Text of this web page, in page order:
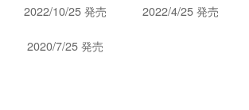
2022/10/25 発売 2022/4/25 発売
2020/7/25 発売